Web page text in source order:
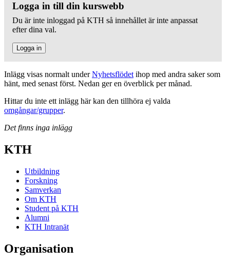
Logga in till din kurswebb
Du är inte inloggad på KTH så innehållet är inte anpassat
efter dina val.
Logga in
Inlägg visas normalt underNyhetsflödet ihop med andra saker som
hänt, med senast först. Nedan ger en överblick per månad.
Hittar du inte ett inlägg här kan den tillhöra ej valda
omgångar/grupper.
Det finns inga inlägg
KTH
Utbildning
Forskning
Samverkan
Om KTH
Student på KTH
Alumni
KTH Intranät
Organisation